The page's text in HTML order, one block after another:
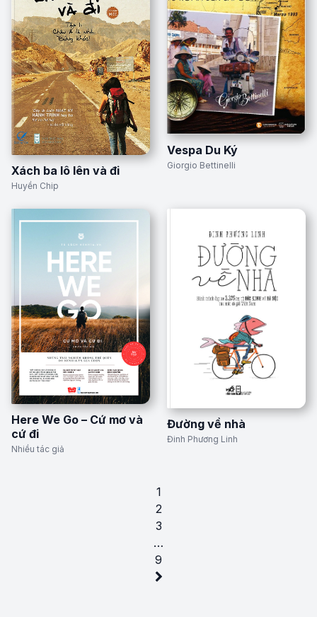
Xách ba lô lên và đi
Huyền Chip
Vespa Du Ký
Giorgio Bettinelli
Here We Go – Cứ mơ và
cứ đi
Nhiều tác giả
Đường về nhà
Đinh Phương Linh
1
2
3
…
9